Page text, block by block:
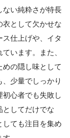
ない純粋さが特長
衣として欠かせな
仕上げや、イタ
います。また、
の隠し味として
少量でしっかり
心者でも失敗し
としてだけでな
しても注目を集め